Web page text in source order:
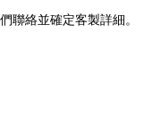
聯絡並確定客製詳細。